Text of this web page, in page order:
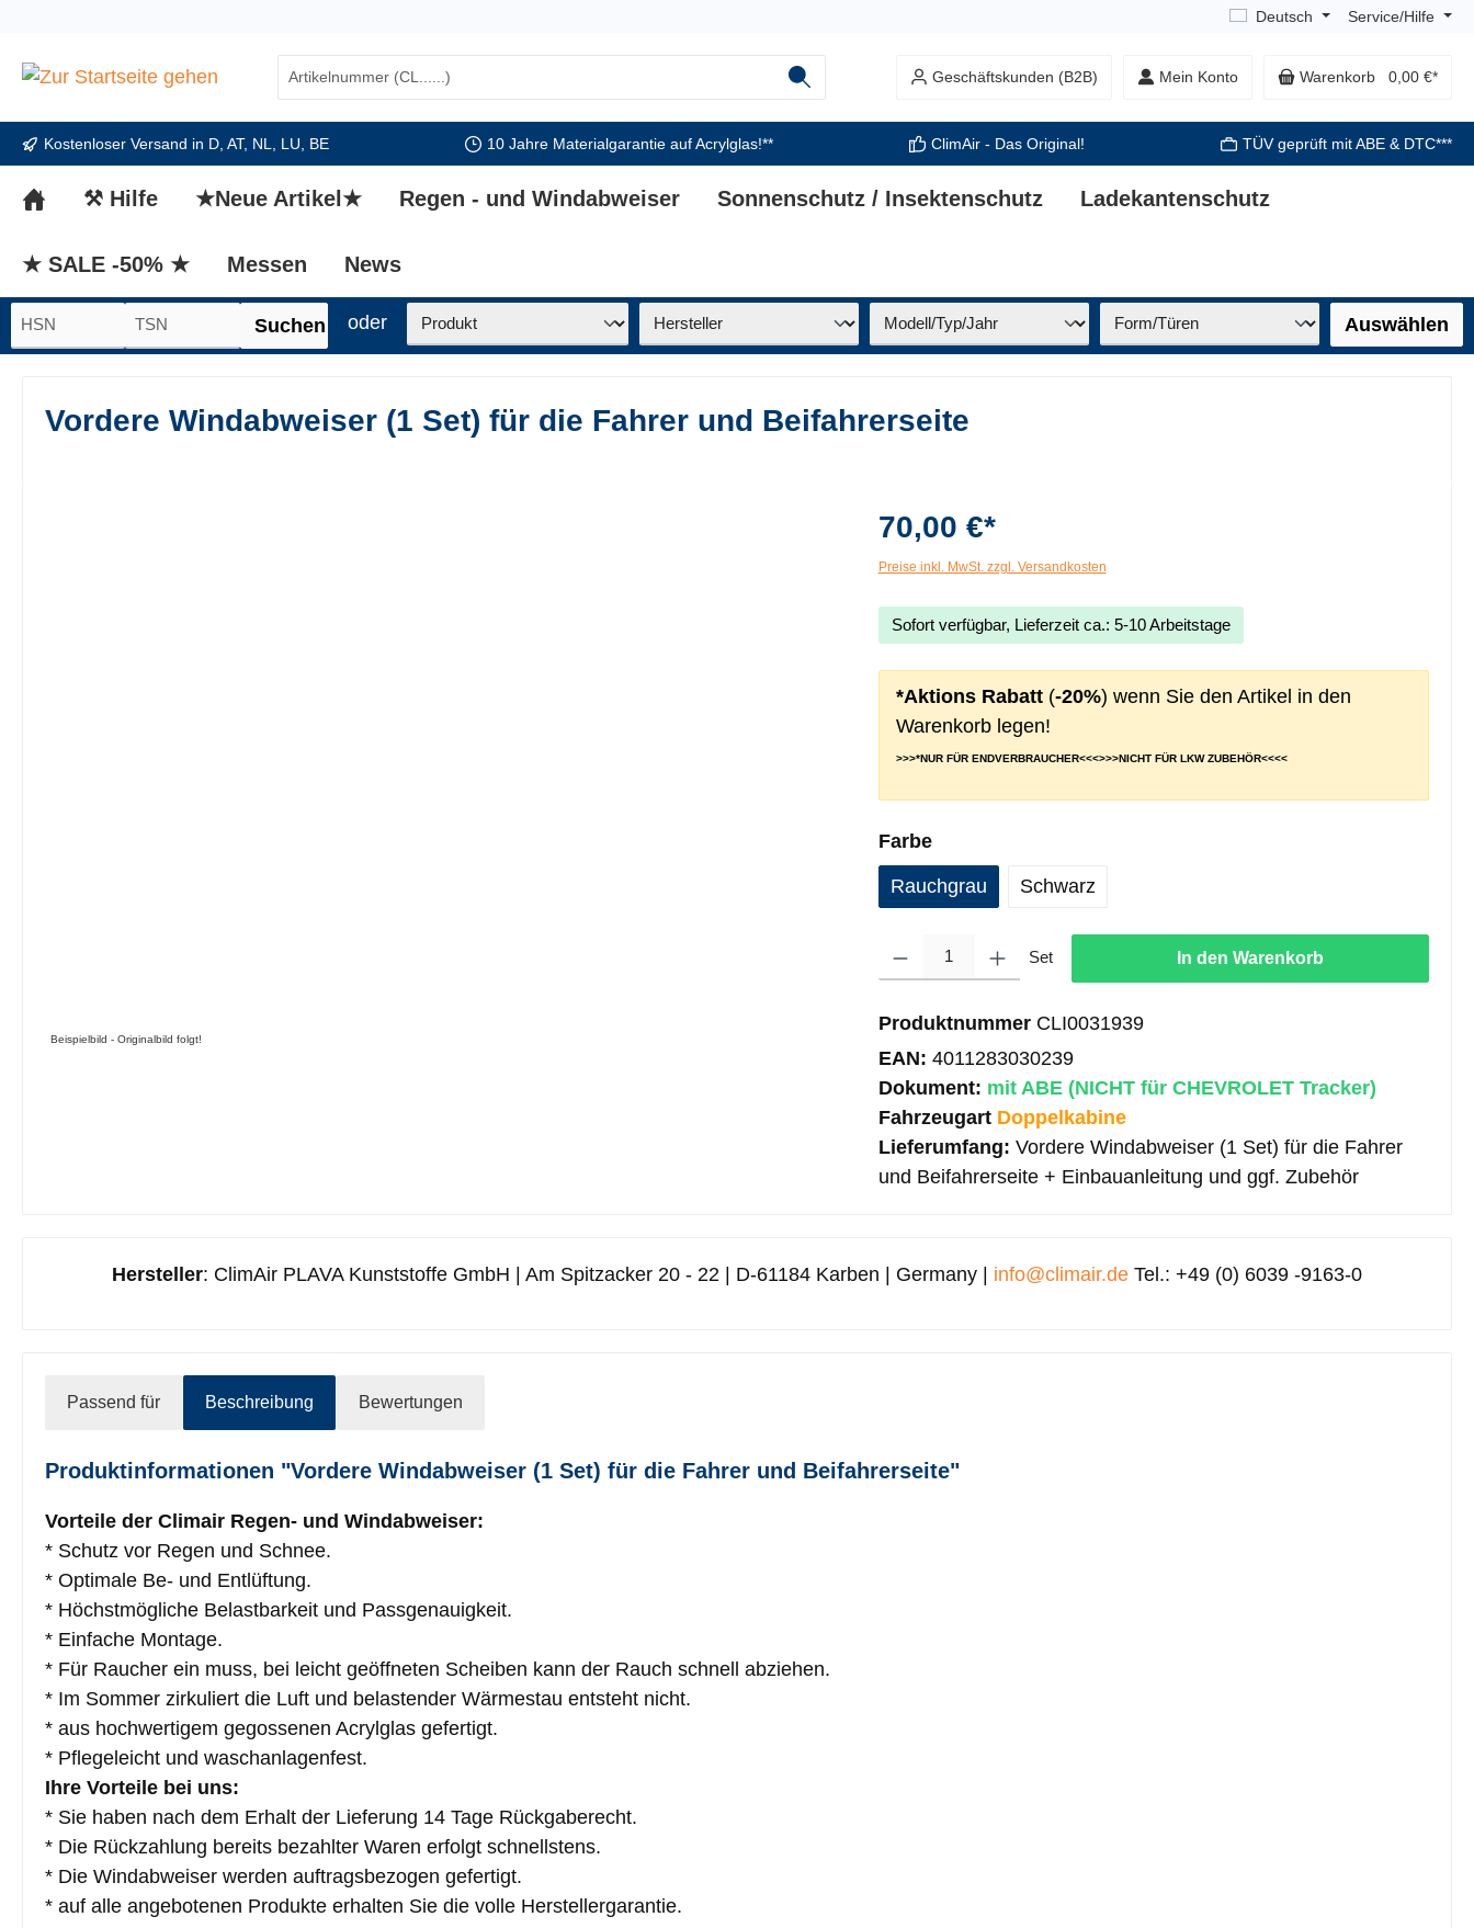
Deutsch Service/Hilfe
Geschäftskunden (B2B) Mein Konto Warenkorb 0,00 €*
Kostenloser Versand in D, AT, NL, LU, BE 10 Jahre Materialgarantie auf Acrylglas!** ClimAir - Das Original! TÜV geprüft mit ABE & DTC***
⚒ Hilfe ★Neue Artikel★ Regen - und Windabweiser Sonnenschutz / Insektenschutz Ladekantenschutz
★ SALE -50% ★ Messen News
Suchen oder Auswählen
Vordere Windabweiser (1 Set) für die Fahrer und Beifahrerseite
Beispielbild - Originalbild folgt!
70,00 €*
Preise inkl. MwSt. zzgl. Versandkosten
Sofort verfügbar, Lieferzeit ca.: 5-10 Arbeitstage
*Aktions Rabatt(-20%) wenn Sie den Artikel in den
Warenkorb legen!
>>>*NUR FÜR ENDVERBRAUCHER<<<>>>NICHT FÜR LKW ZUBEHÖR<<<<
Farbeauswählen
Rauchgrau Schwarz
Set In den Warenkorb
Produktnummer CLI0031939
EAN: 4011283030239
Dokument: mit ABE (NICHT für CHEVROLET Tracker)
Fahrzeugart Doppelkabine
Lieferumfang: Vordere Windabweiser (1 Set) für die Fahrer
und Beifahrerseite + Einbauanleitung und ggf. Zubehör
Hersteller: ClimAir PLAVA Kunststoffe GmbH | Am Spitzacker 20 - 22 | D-61184 Karben | Germany | info@climair.de Tel.: +49 (0) 6039 -9163-0
Passend für Beschreibung Bewertungen
Produktinformationen "Vordere Windabweiser (1 Set) für die Fahrer und Beifahrerseite"
Vorteile der Climair Regen- und Windabweiser:
* Schutz vor Regen und Schnee.
* Optimale Be- und Entlüftung.
* Höchstmögliche Belastbarkeit und Passgenauigkeit.
* Einfache Montage.
* Für Raucher ein muss, bei leicht geöffneten Scheiben kann der Rauch schnell abziehen.
* Im Sommer zirkuliert die Luft und belastender Wärmestau entsteht nicht.
* aus hochwertigem gegossenen Acrylglas gefertigt.
* Pflegeleicht und waschanlagenfest.
Ihre Vorteile bei uns:
* Sie haben nach dem Erhalt der Lieferung 14 Tage Rückgaberecht.
* Die Rückzahlung bereits bezahlter Waren erfolgt schnellstens.
* Die Windabweiser werden auftragsbezogen gefertigt.
* auf alle angebotenen Produkte erhalten Sie die volle Herstellergarantie.